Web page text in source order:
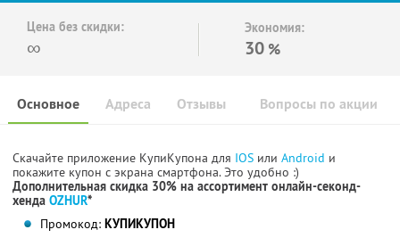
Цена без скидки:
∞
Экономия:
30 %
Основное Отзывы Вопросы по акции
Адреса
Скачайте приложение КупиКупона для IOS или Android и
покажите купон с экрана смартфона. Это удобно :)
Дополнительная скидка 30% на ассортимент онлайн-секонд-
хенда OZHUR*
Промокод: КУПИКУПОН